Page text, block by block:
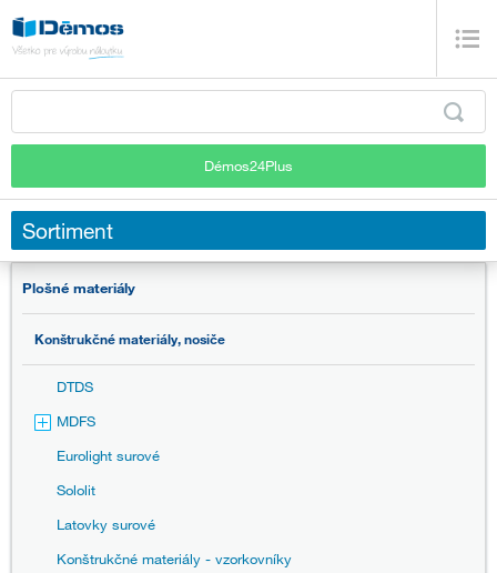
Démos24Plus
Sortiment
Plošné materiály
Konštrukčné materiály, nosiče
DTDS
MDFS
Eurolight surové
Sololit
Latovky surové
Konštrukčné materiály - vzorkovníky